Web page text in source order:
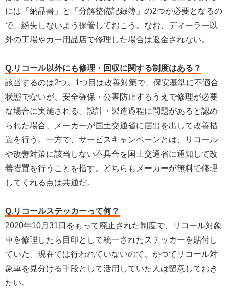
には「納品書」と「分解整備記録簿」の2つが必要となるの
で、紛失しないよう保管しておこう。なお、ディーラー以
外の工場やカー用品店で修理した場合は返金されない。
Q.リコール以外にも修理・回収に関する制度はある？
該当するのは2つ。1つ目は改善対策で、保安基準に不適合
状態でないが、安全確保・公害防止するうえで修理が必要
な場合に実施される。設計・製造過程に問題があると認め
られた場合、メーカーが国土交通省に届出を出して改善措
置を行う。一方で、サービスキャンペーンとは、リコール
や改善対策に該当しない不具合を国土交通省に通知して改
善措置を行うことを指す。どちらもメーカーが無料で修理
してくれる点は共通だ。
Q.リコールステッカーって何？
2020年10月31日をもって廃止された制度で、リコール対象
車を修理したら目印として統一されたステッカーを貼付し
ていた。現在では行われていないので、かつてリコール対
象車を見分ける手段として活用していた人は留意しておき
たい。